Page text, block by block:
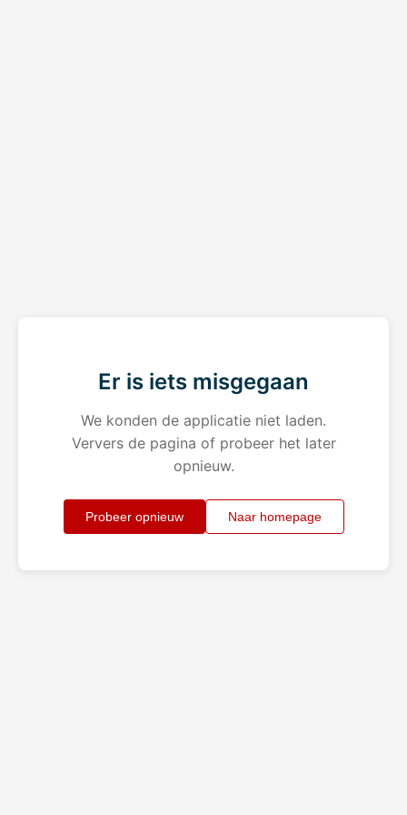
Er is iets misgegaan
We konden de applicatie niet laden.
Ververs de pagina of probeer het later
opnieuw.
Probeer opnieuw Naar homepage